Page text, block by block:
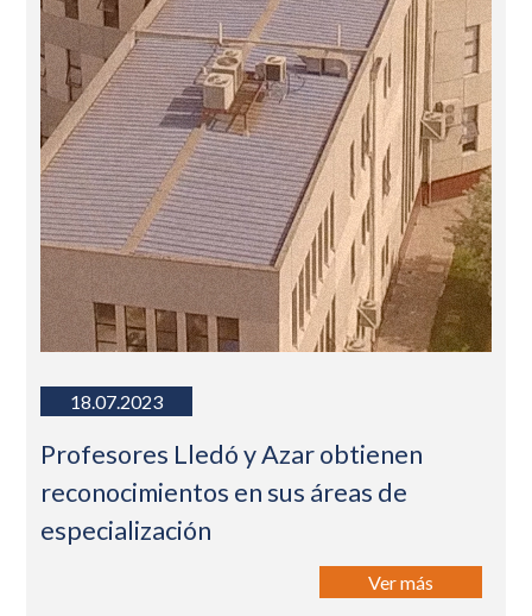
18.07.2023
Profesores Lledó y Azar obtienen
reconocimientos en sus áreas de
especialización
Ver más